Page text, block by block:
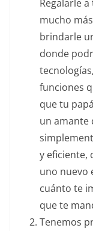
Regalarle
mucho
brindarle
donde
funciones
que tu
un amante
y eficiente,
uno nuevo
cuánto te
que te
Tenemos